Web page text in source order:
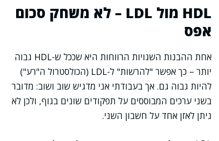
HDL מול LDL – לא משחק סכום
אפס
אחת ההבנות השגויות הרווחות היא שככל ש-HDL גבוה
יותר – כך אפשר "להרשות" ל-LDL (הכולסטרול ה"רע")
להיות גבוה גם. אך בעבודתי אני מדגיש שוב ושוב: מדובר
בשני ערכים המבוססים על תפקודים שונים בגוף, ולכן לא
ניתן לאזן אחד על חשבון השני.